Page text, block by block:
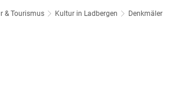
& Tourismus Kultur in Ladbergen
Denkmäler